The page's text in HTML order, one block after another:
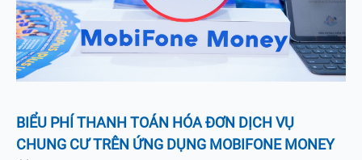
BIỂU PHÍ THANH TOÁN HÓA ĐƠN DỊCH VỤ
CHUNG CƯ TRÊN ỨNG DỤNG MOBIFONE MONEY